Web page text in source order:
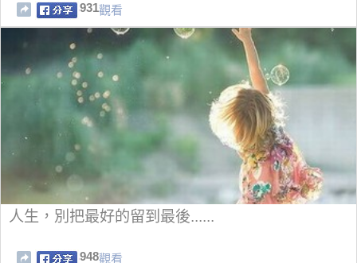
931觀看
人生，別把最好的留到最後......
948觀看